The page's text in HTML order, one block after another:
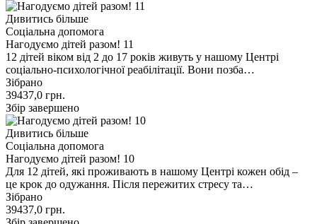
Дивитись більше
Соціальна допомога
Нагодуємо дітей разом! 11
12 дітей віком від 2 до 17 років живуть у нашому Центрі
соціально-психологічної реабілітації. Вони позба…
Зібрано
39437,0 грн.
Збір завершено
Дивитись більше
Соціальна допомога
Нагодуємо дітей разом! 10
Для 12 дітей, які проживають в нашому Центрі кожен обід –
це крок до одужання. Після пережитих стресу та…
Зібрано
39437,0 грн.